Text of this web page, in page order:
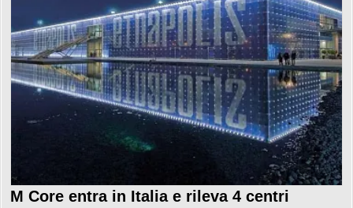
M Core entra in Italia e rileva 4 centri